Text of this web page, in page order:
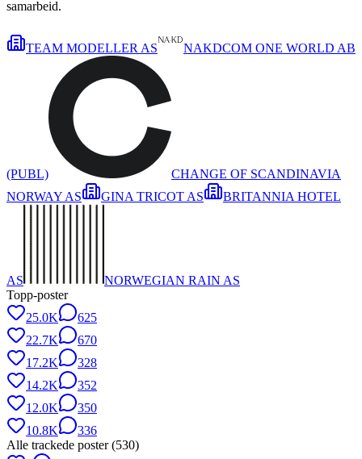
samarbeid.
TEAM MODELLER AS NAKDCOM ONE WORLD AB
(PUBL)
CHANGE OF SCANDINAVIA
NORWAY AS
GINA TRICOT AS BRITANNIA HOTEL
AS
NORWEGIAN RAIN AS
Topp-poster
25.0K
625
22.7K
670
17.2K
328
14.2K
352
12.0K
350
10.8K
336
Alle trackede poster (530)